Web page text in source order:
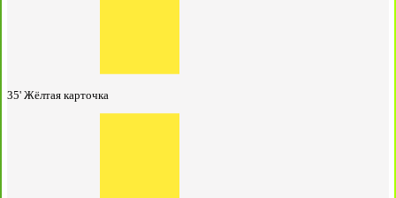
35' Жёлтая карточка